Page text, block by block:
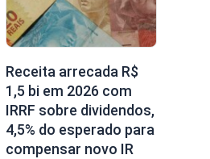
Receita arrecada R$
1,5 bi em 2026 com
IRRF sobre dividendos,
4,5% do esperado para
compensar novo IR